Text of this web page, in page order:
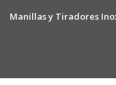
Manillas y Tiradores